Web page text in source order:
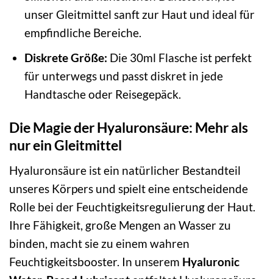
unser Gleitmittel sanft zur Haut und ideal für
empfindliche Bereiche.
Diskrete Größe: Die 30ml Flasche ist perfekt
für unterwegs und passt diskret in jede
Handtasche oder Reisegepäck.
Die Magie der Hyaluronsäure: Mehr als
nur ein Gleitmittel
Hyaluronsäure ist ein natürlicher Bestandteil
unseres Körpers und spielt eine entscheidende
Rolle bei der Feuchtigkeitsregulierung der Haut.
Ihre Fähigkeit, große Mengen an Wasser zu
binden, macht sie zu einem wahren
Feuchtigkeitsbooster. In unserem Hyaluronic